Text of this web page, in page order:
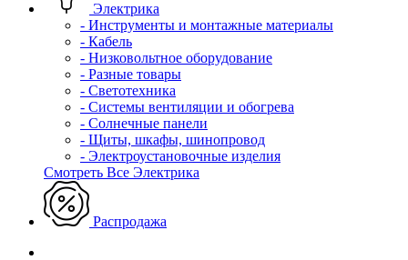
Электрика
- Инструменты и монтажные материалы
- Кабель
- Низковольтное оборудование
- Разные товары
- Светотехника
- Системы вентиляции и обогрева
- Солнечные панели
- Щиты, шкафы, шинопровод
- Электроустановочные изделия
Смотреть Все Электрика
Распродажа